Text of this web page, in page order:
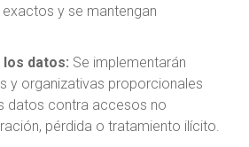
y se mantengan
los datos: Se implementarán
y organizativas proporcionales
datos contra accesos no
pérdida o tratamiento ilícito.